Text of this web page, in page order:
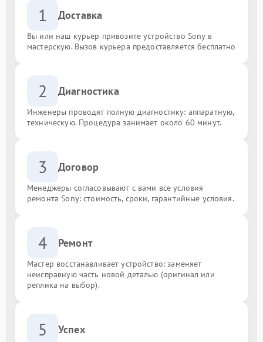
1 Доставка
Вы или наш курьер привозите устройство Sony в
мастерскую. Вызов курьера предоставляется бесплатно
2 Диагностика
Инженеры проводят полную диагностику: аппаратную,
техническую. Процедура занимает около 60 минут.
3 Договор
Менеджеры согласовывают с вами все условия
ремонта Sony: стоимость, сроки, гарантийные условия.
4 Ремонт
Мастер восстанавливает устройство: заменяет
неисправную часть новой деталью (оригинал или
реплика на выбор).
5 Успех